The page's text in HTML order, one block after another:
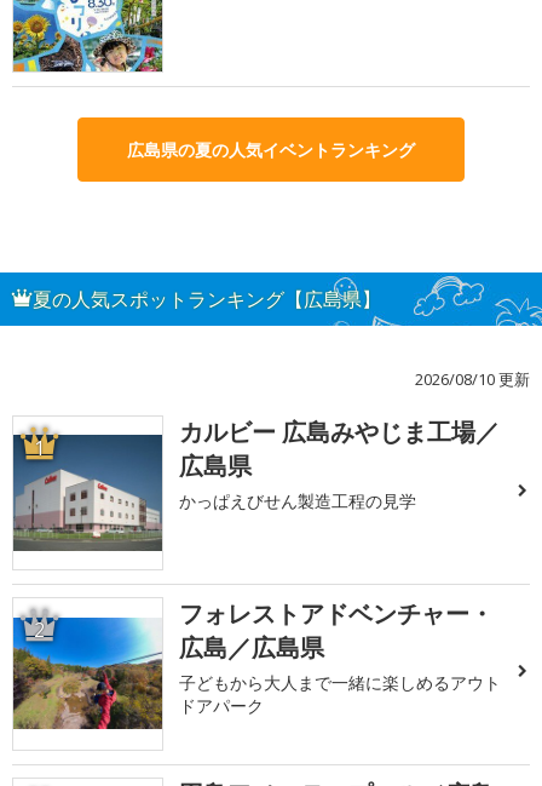
広島県の夏の人気イベントランキング
夏の人気スポットランキング【広島県】
2026/08/10 更新
1
カルビー 広島みやじま工場／
広島県
かっぱえびせん製造工程の見学
2
フォレストアドベンチャー・
広島／広島県
子どもから大人まで一緒に楽しめるアウト
ドアパーク